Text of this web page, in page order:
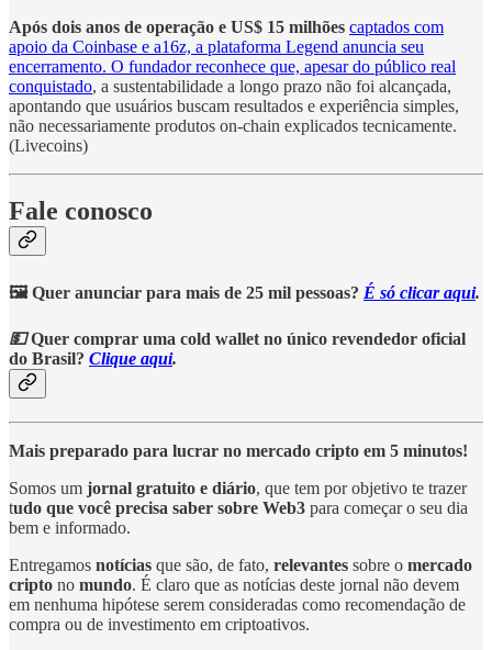
Após dois anos de operação e US$ 15 milhões captados com
apoio da Coinbase e a16z, a plataforma Legend anuncia seu
encerramento. O fundador reconhece que, apesar do público real
conquistado, a sustentabilidade a longo prazo não foi alcançada,
apontando que usuários buscam resultados e experiência simples,
não necessariamente produtos on-chain explicados tecnicamente.
(Livecoins)
Fale conosco
🖼️ Quer anunciar para mais de 25 mil pessoas? É só clicar aqui.
💵Quer comprar uma cold wallet no único revendedor oficial
do Brasil? Clique aqui.
Mais preparado para lucrar no mercado cripto em 5 minutos!
Somos um jornal gratuito e diário, que tem por objetivo te trazer
tudo que você precisa saber sobre Web3 para começar o seu dia
bem e informado.
Entregamos notícias que são, de fato, relevantes sobre o mercado
cripto no mundo. É claro que as notícias deste jornal não devem
em nenhuma hipótese serem consideradas como recomendação de
compra ou de investimento em criptoativos.